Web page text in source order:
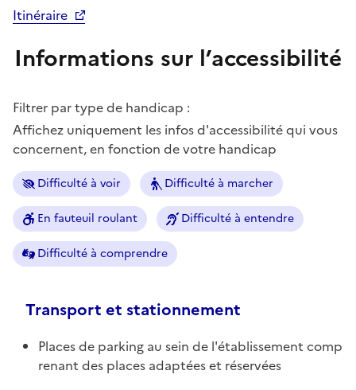
Itinéraire
Informations sur l’accessibilité
Filtrer par type de handicap :
Affichez uniquement les infos d'accessibilité qui vous
concernent, en fonction de votre handicap
Difficulté à voir Difficulté à marcher
En fauteuil roulant Difficulté à entendre
Difficulté à comprendre
Transport et stationnement
Places de parking au sein de l'établissement comp
renant des places adaptées et réservées